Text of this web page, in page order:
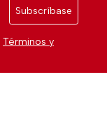
Subscríbase
Términos y